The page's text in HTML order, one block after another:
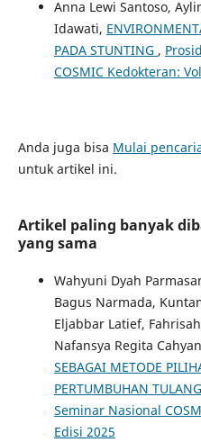
Anna Lewi Santoso,
Idawati,
PADA STUNTING ,
COSMIC Kedokteran:
Anda juga bisa Mulai
untuk artikel ini.
Artikel paling banyak
yang sama
Wahyuni Dyah
Bagus Narmada,
Eljabbar Latief,
Nafansya Regita
SEBAGAI METODE
PERTUMBUHAN
Seminar Nasional
Edisi 2025